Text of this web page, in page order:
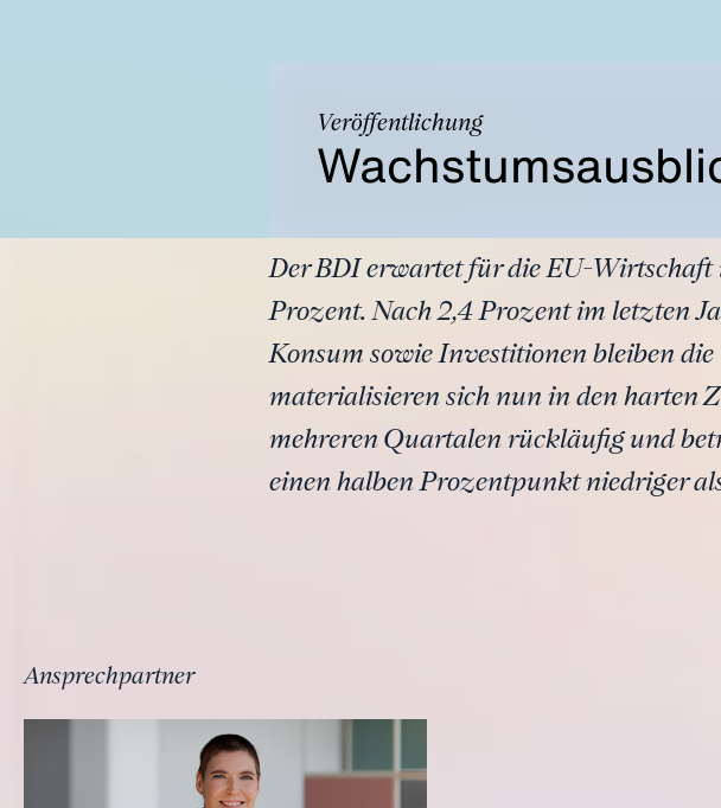
Veröffentlichung
Der BDI erwartet für die EU-Wirtschaft
Prozent. Nach 2,4 Prozent im letzten
Konsum sowie Investitionen bleiben
materialisieren sich nun in den harten
mehreren Quartalen rückläufig und
einen halben Prozentpunkt niedriger
Ansprechpartner